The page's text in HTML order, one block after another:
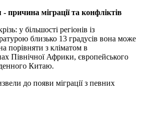
причина міграції та конфліктів
у більшості регіонів із
близько 13 градусів вона може
порівняти з кліматом в
Північної Африки, європейського
Китаю.
до появи міграції з певних